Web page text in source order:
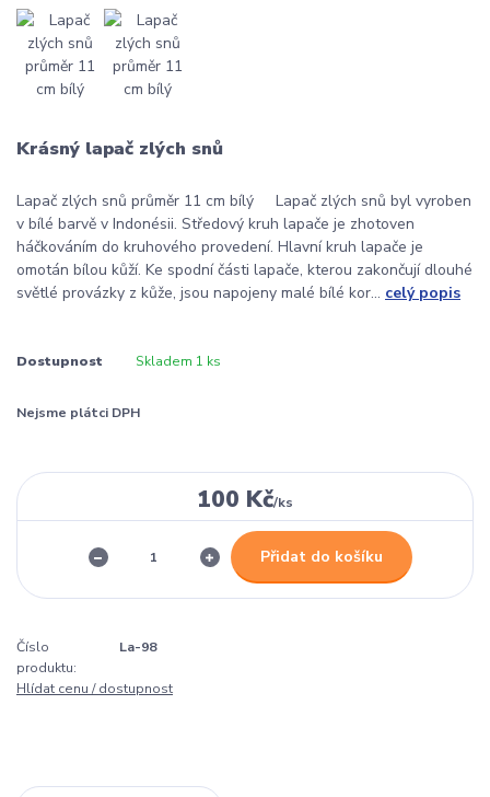
Krásný lapač zlých snů
Lapač zlých snů průměr 11 cm bílý Lapač zlých snů byl vyroben
v bílé barvě v Indonésii. Středový kruh lapače je zhotoven
háčkováním do kruhového provedení. Hlavní kruh lapače je
omotán bílou kůží. Ke spodní části lapače, kterou zakončují dlouhé
světlé provázky z kůže, jsou napojeny malé bílé kor... celý popis
Dostupnost Skladem 1 ks
Nejsme plátci DPH
100 Kč/ks
Přidat do košíku
Číslo
produktu:
La-98
Hlídat cenu / dostupnost